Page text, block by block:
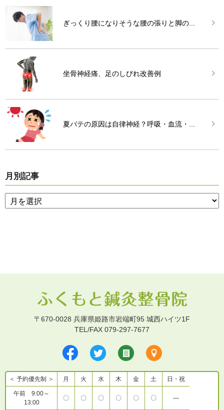
ぎっくり腰になりそうな腰の張りと脚の...
坐骨神経痛、足のしびれ改善例
夏バテの原因は自律神経？呼吸・血流・...
月別記事
〒670-0028 兵庫県姫路市岩端町95 城西ハイツ1F
TEL/FAX 079-297-7677
＜ 予約優先制 ＞ 月 火 水 木 金 土 日・祝
午前 9:00～
13:00
〇 〇 〇 〇 〇 〇 ―